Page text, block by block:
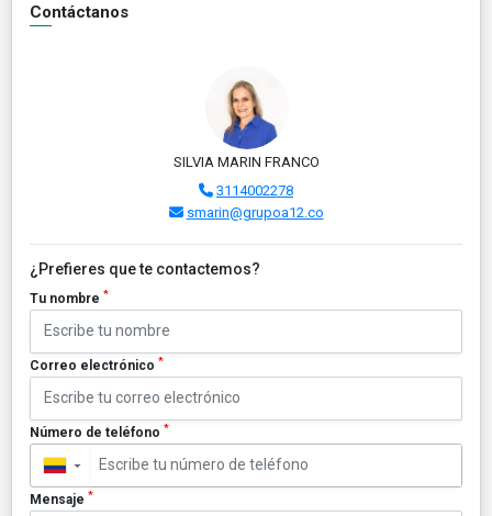
Contáctanos
SILVIA MARIN FRANCO
3114002278
smarin@grupoa12.co
¿Prefieres que te contactemos?
Tu nombre *
Correo electrónico *
Número de teléfono *
▼
Mensaje *